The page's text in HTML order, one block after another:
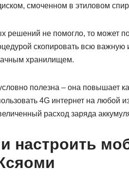
смоченном в этиловом
решений не помогло, то может
скопировать всю
хранилищем.
полезна – она повышает
4G интернет на любой
расход заряда
настроить